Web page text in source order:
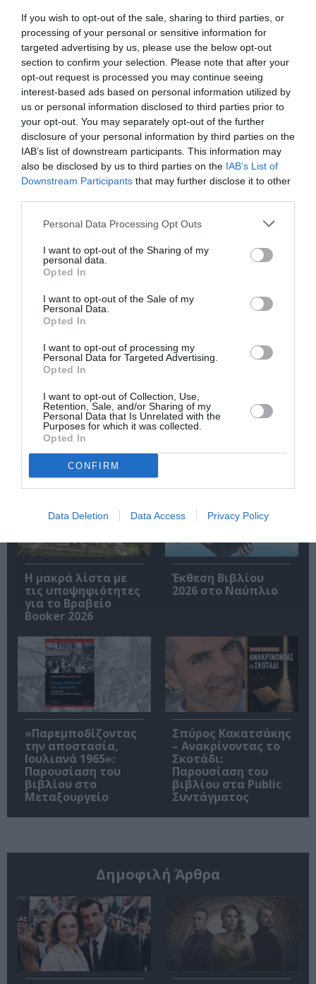
If you wish to opt-out of the sale, sharing to third parties, or
processing of your personal or sensitive information for
targeted advertising by us, please use the below opt-out
section to confirm your selection. Please note that after your
opt-out request is processed you may continue seeing
interest-based ads based on personal information utilized by
us or personal information disclosed to third parties prior to
your opt-out. You may separately opt-out of the further
disclosure of your personal information by third parties on the
IAB’s list of downstream participants. This information may
also be disclosed by us to third parties on the IAB’s List of
Downstream Participants that may further disclose it to other
Personal Data Processing Opt Outs
I want to opt-out of the Sharing of my
personal data.
Opted In
I want to opt-out of the Sale of my
Personal Data.
Opted In
I want to opt-out of processing my
Personal Data for Targeted Advertising.
Opted In
I want to opt-out of Collection, Use,
Retention, Sale, and/or Sharing of my
Personal Data that Is Unrelated with the
Purposes for which it was collected.
Opted In
CONFIRM
Data Deletion Data Access Privacy Policy
μάθετε πρώτοι όλες τις ειδήσεις
Δείτε όλα τατελευταία νέαγια την Τέχνη και τον
Πολιτισμό στοCulturenow.gr
Νέοι Διαγωνισμοί❯
Tags
ΔΩΡΕΑΝ ΕΚΔΗΛΩΣΕΙΣ
ΕΚΔΟΣΕΙΣ ΚΑΣΤΑΝΙΩΤΗ
ΕΛΛΗΝΕΣ ΣΥΓΓΡΑΦΕΙΣ
ΠΑΡΟΥΣΙΑΣΕΙΣ ΒΙΒΛΙΩΝ
Newsletter
Κάθε βδομάδα στο e-mail σας τα τελευταία νέα για
Σχετικά Άρθρα
Η μακρά λίστα με
τις υποψηφιότητες
για το Βραβείο
Booker 2026
Έκθεση Βιβλίου
2026 στο Ναύπλιο
«Παρεμποδίζοντας
την αποστασία,
Ιουλιανά 1965»:
Παρουσίαση του
βιβλίου στο
Μεταξουργείο
Σπύρος Κακατσάκης
– Ανακρίνοντας το
Σκοτάδι:
Παρουσίαση του
βιβλίου στα Public
Συντάγματος
Δημοφιλή Άρθρα